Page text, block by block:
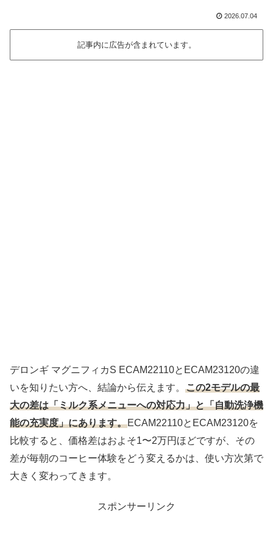
2026.07.04
記事内に広告が含まれています。
デロンギ マグニフィカS ECAM22110とECAM23120の違
いを知りたい方へ、結論から伝えます。 この2モデルの最
大の差は「ミルク系メニューへの対応力」と「自動洗浄機
能の充実度」にあります。ECAM22110とECAM23120を
比較すると、価格差はおよそ1〜2万円ほどですが、その
差が毎朝のコーヒー体験をどう変えるかは、使い方次第で
大きく変わってきます。
スポンサーリンク